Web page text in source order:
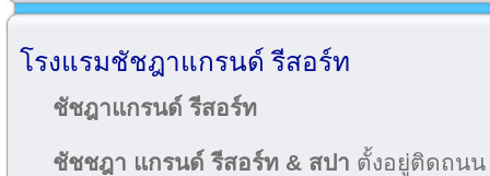
โรงแรมชัชฎาแกรนด์ รีสอร์ท
ชัชฎาแกรนด์ รีสอร์ท
ชัชชฎา แกรนด์ รีสอร์ท & สปา ตั้งอยู่ติดถนน